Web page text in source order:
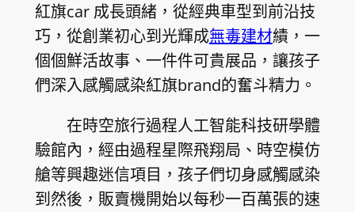
紅旗car 成長頭緒，從經典車型到前沿技
巧，從創業初心到光輝成無毒建材績，一
個個鮮活故事、一件件可貴展品，讓孩子
們深入感觸感染紅旗brand的奮斗精力。
在時空旅行過程人工智能科技研學體
驗館內，經由過程星際飛翔局、時空模仿
艙等興趣迷信項目，孩子們切身感觸感染
到然後，販賣機開始以每秒一百萬張的速